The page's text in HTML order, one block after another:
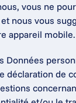
vous ne
nous vous
appareil mobile.
Données
déclaration de